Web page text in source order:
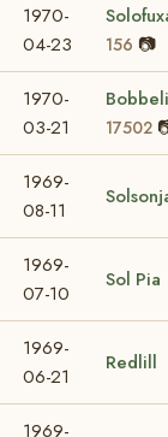
1970-
04-23
156 📷
1970-
03-21
17502
1969-
08-11
1969-
07-10
Sol Pia
1969-
06-21
Redlill
1969-